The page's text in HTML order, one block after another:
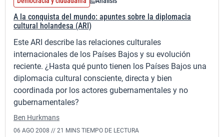
A la conquista del mundo: apuntes sobre la diplomacia
cultural holandesa (ARI)
Este ARI describe las relaciones culturales
internacionales de los Países Bajos y su evolución
reciente. ¿Hasta qué punto tienen los Países Bajos una
diplomacia cultural consciente, directa y bien
coordinada por los actores gubernamentales y no
gubernamentales?
Ben Hurkmans
06 AGO 2008 // 21 MINS TIEMPO DE LECTURA